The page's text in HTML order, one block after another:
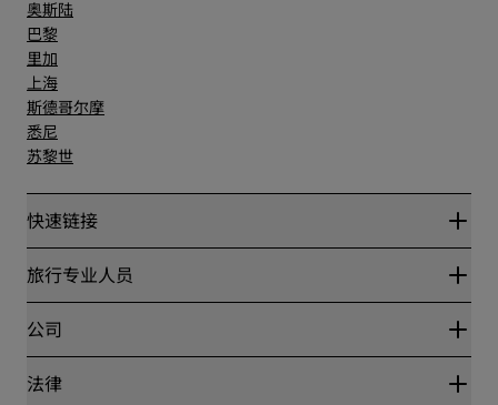
奥斯陆
巴黎
里加
上海
斯德哥尔摩
悉尼
苏黎世
快速链接
丽赏会
Blog
目的地
丽笙酒店集团APP
旅行专业人员
合作伙伴
公司
丽笙酒店集团
法律